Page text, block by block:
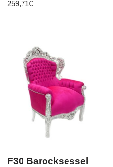
259,71€
F30 Barocksessel